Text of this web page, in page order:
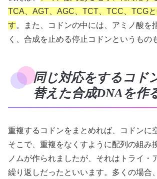
TCA、AGT、AGC、TCT、TCC、TCGと
す。また、コドンの中には、アミノ酸を
く、合成を止める停止コドンというもの
同じ対応をするコド
替えた合成DNAを作
重複するコドンをまとめれば、コドンに
そこで、重複をなくすように配列の組み
ノムが作られましたが、それはトライ・
繰り返しだったといいます。多くの場合